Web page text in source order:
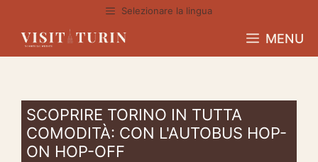
contenuto
Selezionare la lingua
MENU
SCOPRIRE TORINO IN TUTTA
COMODITÀ: CON L'AUTOBUS HOP-
ON HOP-OFF